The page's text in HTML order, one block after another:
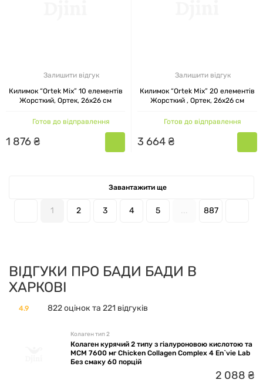
Залишити відгук
Килимок “Ortek Mix” 10 елементів
Жорсткий, Ортек, 26x26 см
Готов до відправлення
1 876₴
Залишити відгук
Килимок “Ortek Mix” 20 елементів
Жорсткий , Ортек, 26x26 см
Готов до відправлення
3 664₴
1 2 3 4 5 ... 887
Завантажити ще
ВІДГУКИ ПРО БАДИ БАДИ В
ХАРКОВІ
4.9 822 оцінок та 221 відгуків
Колаген тип 2
Колаген курячий 2 типу з гіалуроновою кислотою та
МСМ 7600 мг Chicken Collagen Complex 4 En`vie Lab
Без смаку 60 порцій
2 088 ₴